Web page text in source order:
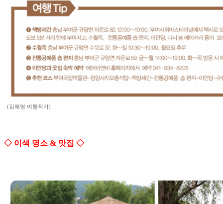
(김혜영 여행작가)
◇ 이색 명소 & 맛집 ◇